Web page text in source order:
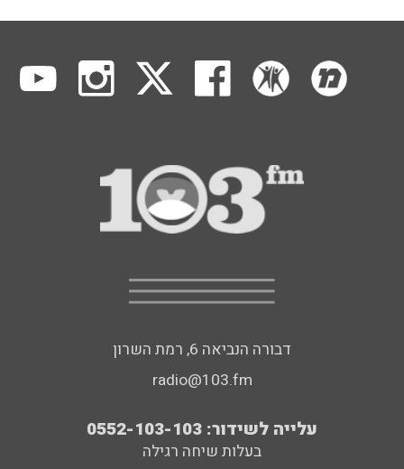
דבורה הנביאה 6, רמת השרון
radio@103.fm
עלייה לשידור: 0552-103-103
בעלות שיחה רגילה